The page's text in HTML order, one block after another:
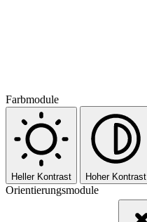
Farbmodule
Heller Kontrast Hoher Kontrast
Orientierungsmodule